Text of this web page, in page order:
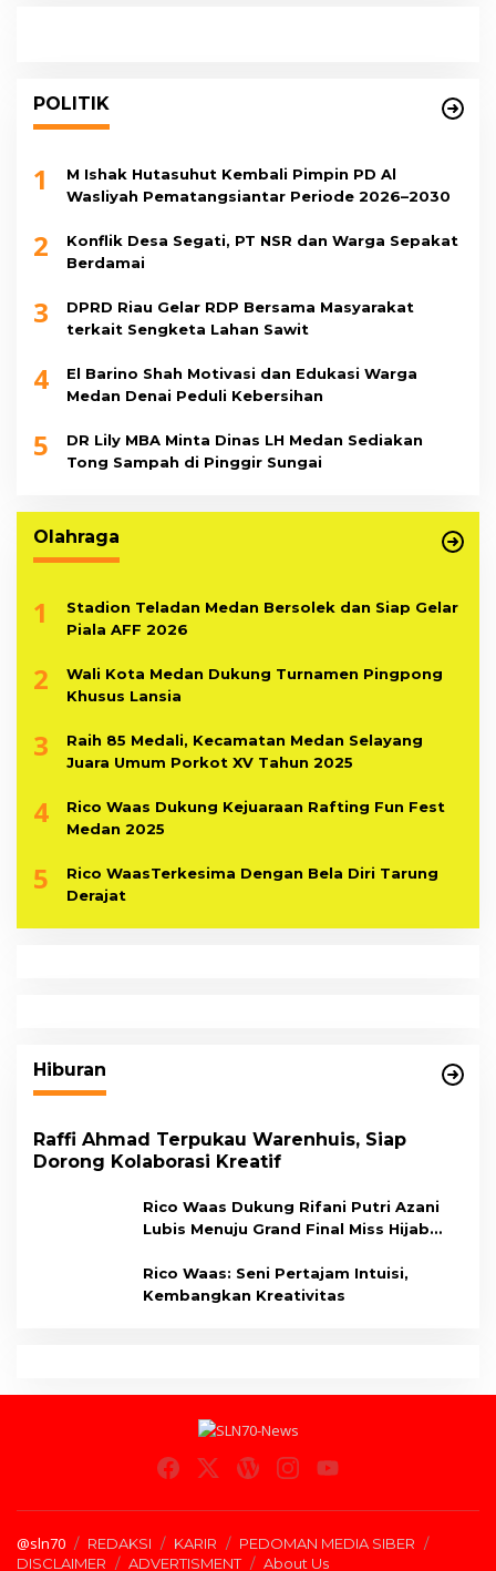
POLITIK
1
M Ishak Hutasuhut Kembali Pimpin PD Al
Wasliyah Pematangsiantar Periode 2026–2030
2
Konflik Desa Segati, PT NSR dan Warga Sepakat
Berdamai
3
DPRD Riau Gelar RDP Bersama Masyarakat
terkait Sengketa Lahan Sawit
4
El Barino Shah Motivasi dan Edukasi Warga
Medan Denai Peduli Kebersihan
5
DR Lily MBA Minta Dinas LH Medan Sediakan
Tong Sampah di Pinggir Sungai
Olahraga
1
Stadion Teladan Medan Bersolek dan Siap Gelar
Piala AFF 2026
2
Wali Kota Medan Dukung Turnamen Pingpong
Khusus Lansia
3
Raih 85 Medali, Kecamatan Medan Selayang
Juara Umum Porkot XV Tahun 2025
4
Rico Waas Dukung Kejuaraan Rafting Fun Fest
Medan 2025
5
Rico WaasTerkesima Dengan Bela Diri Tarung
Derajat
Hiburan
Raffi Ahmad Terpukau Warenhuis, Siap
Dorong Kolaborasi Kreatif
Rico Waas Dukung Rifani Putri Azani
Lubis Menuju Grand Final Miss Hijab
Rico Waas: Seni Pertajam Intuisi,
Kembangkan Kreativitas
@sln70 REDAKSI KARIR
PEDOMAN MEDIA SIBER
DISCLAIMER
ADVERTISMENT About Us